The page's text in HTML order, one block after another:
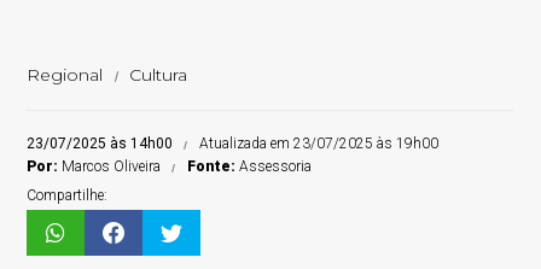
Regional Cultura
23/07/2025 às 14h00
Atualizada em 23/07/2025 às 19h00
Por: Marcos Oliveira Fonte:Assessoria
Compartilhe: